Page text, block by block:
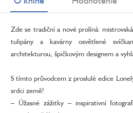
Zde se tradiční a nové prolíná:
tulipány a kavárny osvětlené
architekturou, špičkovým designem a
S tímto průvodcem z proslulé edice
srdci země!
– Úžasné zážitky – inspirativní